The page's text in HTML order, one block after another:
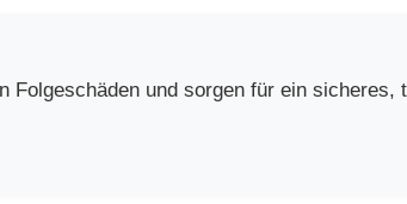
und sorgen für ein sicheres,